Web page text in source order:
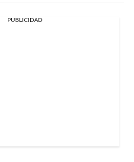
PUBLICIDAD